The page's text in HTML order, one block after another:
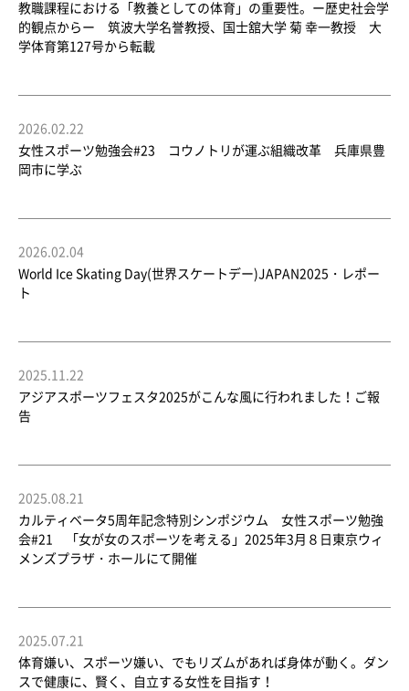
教職課程における「教養としての体育」の重要性。ー歴史社会学
的観点からー 筑波大学名誉教授、国士舘大学 菊 幸一教授 大
学体育第127号から転載
2026.02.22
女性スポーツ勉強会#23 コウノトリが運ぶ組織改革 兵庫県豊
岡市に学ぶ
2026.02.04
World Ice Skating Day(世界スケートデー)JAPAN2025・レポー
ト
2025.11.22
アジアスポーツフェスタ2025がこんな風に行われました！ご報
告
2025.08.21
カルティベータ5周年記念特別シンポジウム 女性スポーツ勉強
会#21 「女が女のスポーツを考える」2025年3月８日東京ウィ
メンズプラザ・ホールにて開催
2025.07.21
体育嫌い、スポーツ嫌い、でもリズムがあれば身体が動く。ダン
スで健康に、賢く、自立する女性を目指す！